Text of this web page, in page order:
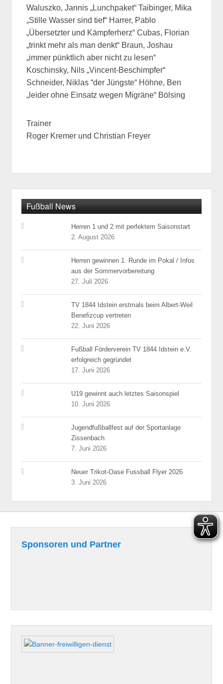
Waluszko, Jannis „Lunchpaket“ Taibinger, Mika
„Stille Wasser sind tief“ Harrer, Pablo
„Übersetzter und Kämpferherz“ Cubas, Florian
„trinkt mehr als man denkt“ Braun, Joshau
„immer pünktlich aber nicht zu lesen“
Koschinsky, Nils „Vincent-Beschimpfer“
Schneider, Niklas “der Jüngste“ Höhne, Ben
„leider ohne Einsatz wegen Migräne“ Bölsing
Trainer
Roger Kremer und Christian Freyer
Fußball News
Herren 1 und 2 mit perfektem Saisonstart
2. August 2026
Herren gewinnen 1. Runde im Pokal / Infos
aus der Sommervorbereitung
27. Juli 2026
TV 1844 Idstein erstmals beim Albert-Weil
Benefizcup vertreten
22. Juni 2026
Fußball Förderverein TV 1844 Idstein e.V.
erfolgreich gegründet
17. Juni 2026
U19 gewinnt auch letztes Saisonspiel
10. Juni 2026
Jugendfußballfest auf der Sportanlage
Zissenbach
7. Juni 2026
Neuer Trikot-Oase Fussball Flyer 2026
3. Juni 2026
Sponsoren und Partner